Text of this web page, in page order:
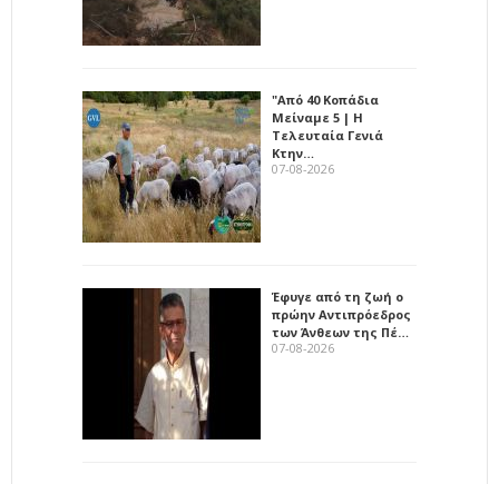
"Από 40 Κοπάδια
Μείναμε 5 | Η
Τελευταία Γενιά
Κτην…
07-08-2026
Έφυγε από τη ζωή ο
πρώην Αντιπρόεδρος
των Άνθεων της Πέ…
07-08-2026